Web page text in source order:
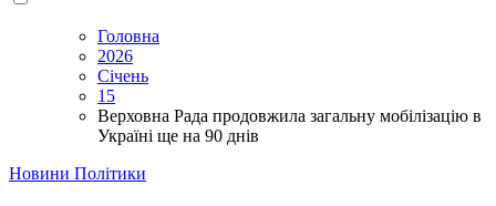
Головна
2026
Січень
15
Верховна Рада продовжила загальну мобілізацію в
Україні ще на 90 днів
Новини Політики